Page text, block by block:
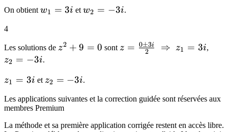
On obtient w_1
w1 = 3i etw_2
w2 = −3i.
4
Les solutions de z^2
=
z2 + 9 = 0 sont z = \frac{0
\ z_1 = 3i
z = 2
0±3i ⇒ z1 = 3i,
z2 = −3i.
z_1
3i
z1 = 3i et z_2
-3i
z2 = −3i.
Les applications suivantes et la correction guidée sont réservées aux
membres Premium
La méthode et sa première application corrigée restent en accès libre.